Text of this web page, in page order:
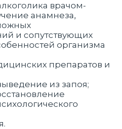
врачом-
анамнеза,
и сопутствующих
организма
препаратов и
из запоя;